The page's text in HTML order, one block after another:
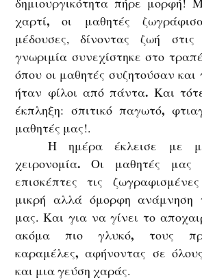
χαρτί,οι μαθητές
μέδουσες, δίνονταςζωή
γνωριμία συνεχίστηκε στο
όπου οι μαθητές συζητούσαν και
ήταν φίλοι από πάντα. Και
έκπληξη: σπιτικό παγωτό,
μαθητές μας!.
Η ημέρα έκλεισε με
χειρονομία.Οι μαθητές μας
επισκέπτες τις
μικρή αλλά όμορφη ανάμνηση
μας. Και για να γίνει το
ακόμα πιο γλυκό, τους
καραμέλες,αφήνοντας σε
και μια γεύση χαράς.